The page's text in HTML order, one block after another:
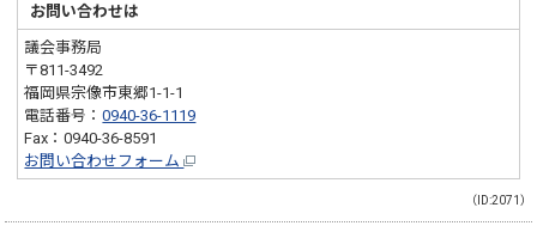
お問い合わせは
議会事務局
〒811-3492
福岡県宗像市東郷1-1-1
電話番号：0940-36-1119
Fax：0940-36-8591
お問い合わせフォーム
（ID:2071）